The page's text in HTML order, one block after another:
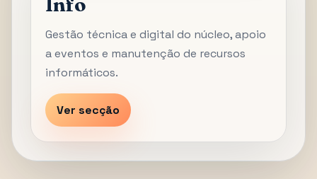
Gestão técnica e digital do núcleo, apoio
a eventos e manutenção de recursos
informáticos.
Ver secção